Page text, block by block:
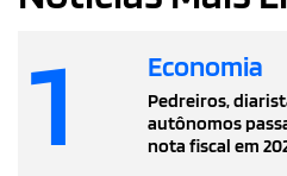
1 Economia
Pedreiros,
autônomos
nota fiscal em